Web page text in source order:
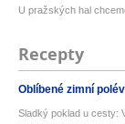
U pražských hal
Recepty
Oblíbené zimní
Sladký poklad u cesty: